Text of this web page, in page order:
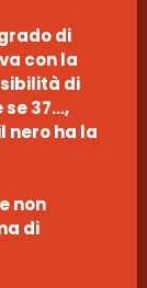
di
con la
di
se 37…,
nero ha la
non
di